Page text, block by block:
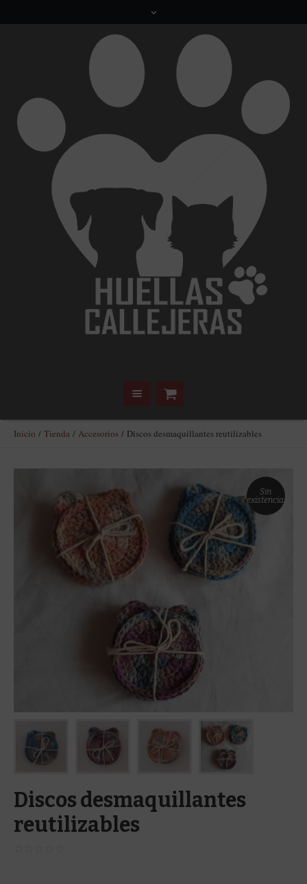
Inicio / Tienda / Accesorios / Discos desmaquillantes reutilizables
Sin
existencias
Discos desmaquillantes
reutilizables